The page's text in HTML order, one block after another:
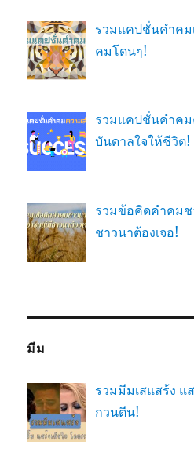
รวมแคปชั่นคำคม
คมโดนๆ!
รวมแคปชั่นคำคม
บันดาลใจให้ชีวิต!
รวมข้อคิดคำคม
ชาวนาต้องเจอ!
มีม
รวมมีมเสแสร้ง แ
กวนตีน!